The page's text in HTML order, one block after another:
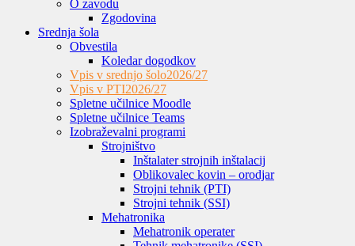
O zavodu
Zgodovina
Srednja šola
Obvestila
Koledar dogodkov
Vpis v srednjo šolo2026/27
Vpis v PTI2026/27
Spletne učilnice Moodle
Spletne učilnice Teams
Izobraževalni programi
Strojništvo
Inštalater strojnih inštalacij
Oblikovalec kovin – orodjar
Strojni tehnik (PTI)
Strojni tehnik (SSI)
Mehatronika
Mehatronik operater